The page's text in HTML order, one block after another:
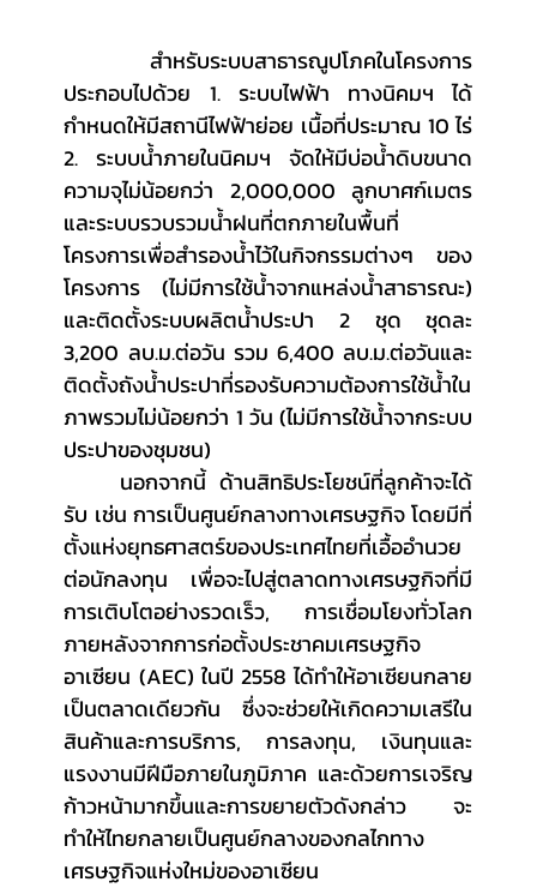
	สำหรับระบบสาธารณูปโภคในโครงการ
ประกอบไปด้วย 1. ระบบไฟฟ้า ทางนิคมฯ ได้
กำหนดให้มีสถานีไฟฟ้าย่อย เนื้อที่ประมาณ 10 ไร่
2. ระบบน้ำภายในนิคมฯ จัดให้มีบ่อน้ำดิบขนาด
ความจุไม่น้อยกว่า 2,000,000 ลูกบาศก์เมตร
และระบบรวบรวมน้ำฝนที่ตกภายในพื้นที่
โครงการเพื่อสำรองน้ำไว้ในกิจกรรมต่างๆ ของ
โครงการ (ไม่มีการใช้น้ำจากแหล่งน้ำสาธารณะ)
และติดตั้งระบบผลิตน้ำประปา 2 ชุด ชุดละ
3,200 ลบ.ม.ต่อวัน รวม 6,400 ลบ.ม.ต่อวันและ
ติดตั้งถังน้ำประปาที่รองรับความต้องการใช้น้ำใน
ภาพรวมไม่น้อยกว่า 1 วัน (ไม่มีการใช้น้ำจากระบบ
ประปาของชุมชน)
รับ เช่น การเป็นศูนย์กลางทางเศรษฐกิจ โดยมีที่
ตั้งแห่งยุทธศาสตร์ของประเทศไทยที่เอื้ออำนวย
ต่อนักลงทุน เพื่อจะไปสู่ตลาดทางเศรษฐกิจที่มี
การเติบโตอย่างรวดเร็ว, การเชื่อมโยงทั่วโลก
ภายหลังจากการก่อตั้งประชาคมเศรษฐกิจ
อาเซียน (AEC) ในปี 2558 ได้ทำให้อาเซียนกลาย
เป็นตลาดเดียวกัน ซึ่งจะช่วยให้เกิดความเสรีใน
สินค้าและการบริการ, การลงทุน, เงินทุนและ
แรงงานมีฝีมือภายในภูมิภาค และด้วยการเจริญ
ก้าวหน้ามากขึ้นและการขยายตัวดังกล่าว จะ
ทำให้ไทยกลายเป็นศูนย์กลางของกลไกทาง
เศรษฐกิจแห่งใหม่ของอาเซียน